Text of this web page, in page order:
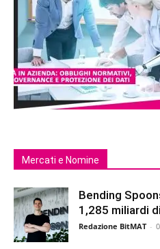
Mercati e Nomine
Bending
1,285 miliardi
Redazione BitMAT -